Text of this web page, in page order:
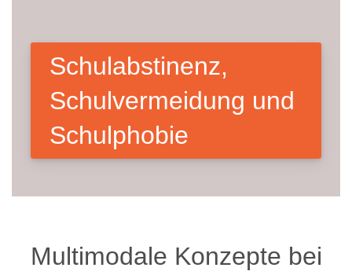
Schulabstinenz,
Schulvermeidung und
Schulphobie
Multimodale Konzepte bei